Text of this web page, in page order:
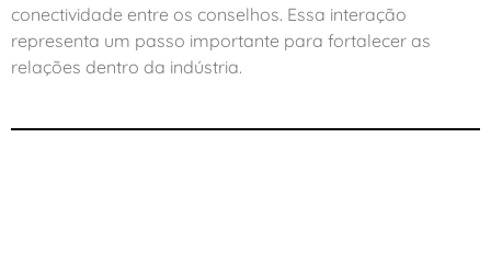
conectividade entre os conselhos. Essa interação
representa um passo importante para fortalecer as
relações dentro da indústria.